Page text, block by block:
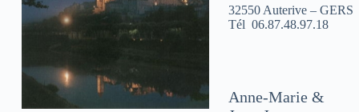
32550 Auterive – GERS
Tél 06.87.48.97.18
Anne-Marie &